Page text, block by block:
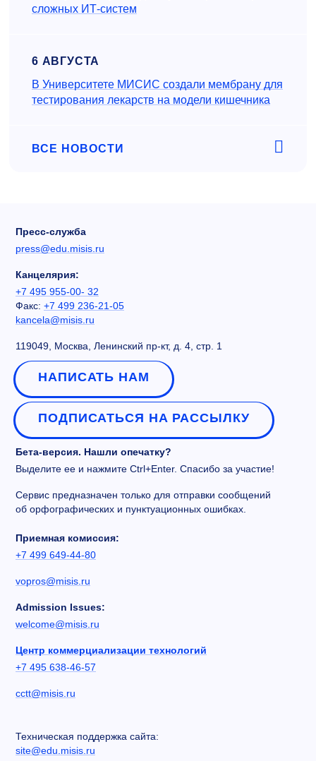
сложных ИТ-систем
6 АВГУСТА
В Университете МИСИС создали мембрану для
тестирования лекарств на модели кишечника
ВСЕ НОВОСТИ
Пресс-служба
press@edu.misis.ru
Канцелярия:
+7 495 955-00- 32
Факс: +7 499 236-21-05
kancela@misis.ru
119049, Москва, Ленинский пр-кт, д. 4, стр. 1
НАПИСАТЬ НАМ
ПОДПИСАТЬСЯ НА РАССЫЛКУ
Бета-версия. Нашли опечатку?
Выделите ее и нажмите Ctrl+Enter. Спасибо за участие!
Сервис предназначен только для отправки сообщений
об орфографических и пунктуационных ошибках.
Приемная комиссия:
+7 499 649-44-80
vopros@misis.ru
Admission Issues:
welcome@misis.ru
Центр коммерциализации технологий
+7 495 638-46-57
cctt@misis.ru
Техническая поддержка сайта:
site@edu.misis.ru